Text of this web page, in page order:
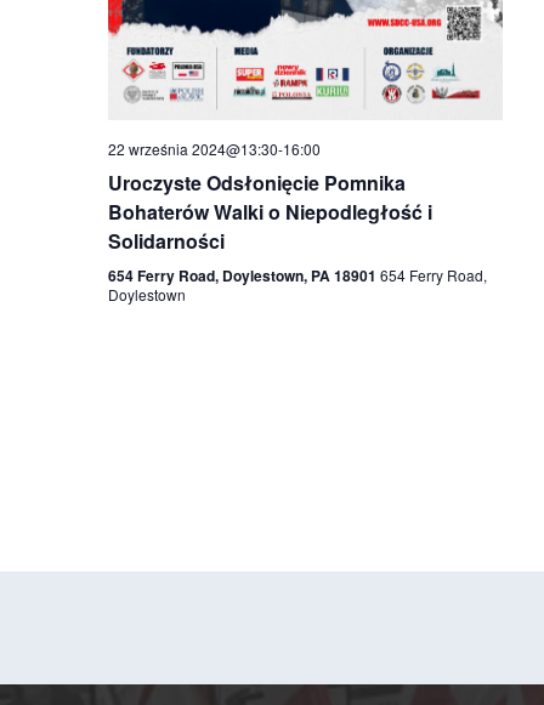
a
v
a
n
22 września 2024@13:30-16:00
Uroczyste Odsłonięcie Pomnika
Bohaterów Walki o Niepodległość i
Solidarności
654 Ferry Road, Doylestown, PA 18901 654 Ferry Road,
Doylestown